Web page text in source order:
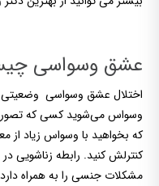
عشق وسواسی
اختلال عشق وسواسی وضعیتی
وسواس می‌شوید کسی که تصور
که بخواهید با وسواس زیاد از
کنترلش کنید. رابطه زناشویی
مشکلات جنسی را به همراه